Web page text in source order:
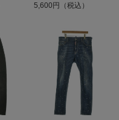
5,600円（税込）